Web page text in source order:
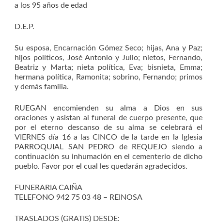
a los 95 años de edad
D.E.P.
Su esposa, Encarnación Gómez Seco; hijas, Ana y Paz;
hijos políticos, José Antonio y Julio; nietos, Fernando,
Beatriz y Marta; nieta política, Eva; bisnieta, Emma;
hermana política, Ramonita; sobrino, Fernando; primos
y demás familia.
RUEGAN encomienden su alma a Dios en sus
oraciones y asistan al funeral de cuerpo presente, que
por el eterno descanso de su alma se celebrará el
VIERNES día 16 a las CINCO de la tarde en la Iglesia
PARROQUIAL SAN PEDRO de REQUEJO siendo a
continuación su inhumación en el cementerio de dicho
pueblo. Favor por el cual les quedarán agradecidos.
FUNERARIA CAIÑA
TELEFONO 942 75 03 48 – REINOSA
TRASLADOS (GRATIS) DESDE: